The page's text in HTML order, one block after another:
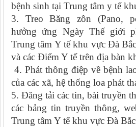
bệnh sinh tại Trung tâm y tế
3. Treo Băng zôn (Pano,
hưởng ứng Ngày Thế giới
Trung tâm Y tế khu vực Đà
và các Điểm Y tế trên địa bàn
4. Phát thông điệp về bệnh
của các xã, hệ thống loa phát
5. Đăng tải các tin, bài truyền
các bảng tin truyền thông,
Trung tâm Y tế khu vực Đà